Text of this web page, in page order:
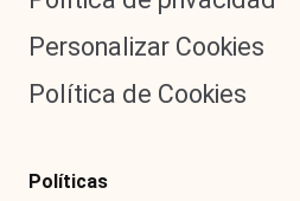
Personalizar Cookies
Política de Cookies
Políticas